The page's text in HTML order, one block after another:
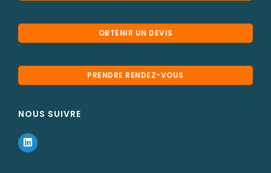
OBTENIR UN DEVIS
PRENDRE RENDEZ-VOUS
NOUS SUIVRE